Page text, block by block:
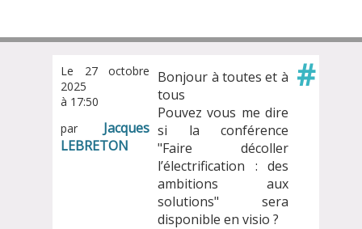
Le 27 octobre
2025
à 17:50
par Jacques
LEBRETON
Bonjour à toutes et à
tous
Pouvez vous me dire
si la conférence
"Faire décoller
l’électrification : des
ambitions aux
solutions" sera
disponible en visio ?
#